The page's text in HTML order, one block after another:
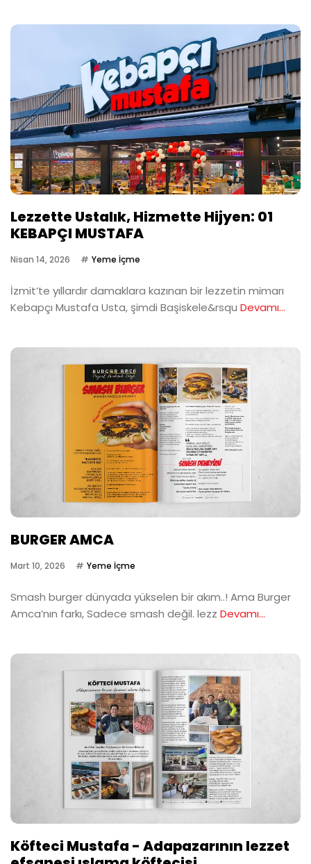
Lezzette Ustalık, Hizmette Hijyen: 01
KEBAPÇI MUSTAFA
Nisan 14, 2026 Yeme İçme
İzmit’te yıllardır damaklara kazınan bir lezzetin mimarı
Kebapçı Mustafa Usta, şimdi Başiskele&rsqu Devamı...
BURGER AMCA
Mart 10, 2026 Yeme İçme
Smash burger dünyada yükselen bir akım..! Ama Burger
Amca’nın farkı, Sadece smash değil. lezz Devamı...
Köfteci Mustafa - Adapazarının lezzet